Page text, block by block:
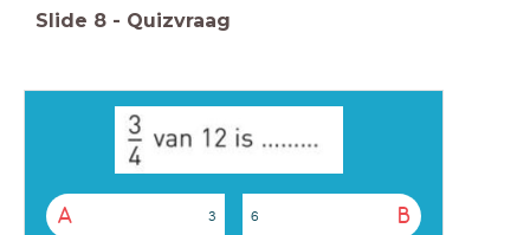
Slide 8 - Quizvraag
A 3 B
6